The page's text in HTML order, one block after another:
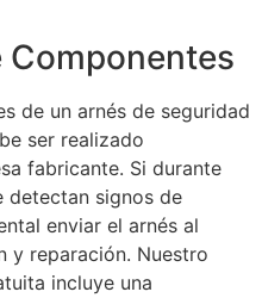
Componentes
de un arnés de seguridad
ser realizado
fabricante. Si durante
detectan signos de
enviar el arnés al
y reparación. Nuestro
incluye una